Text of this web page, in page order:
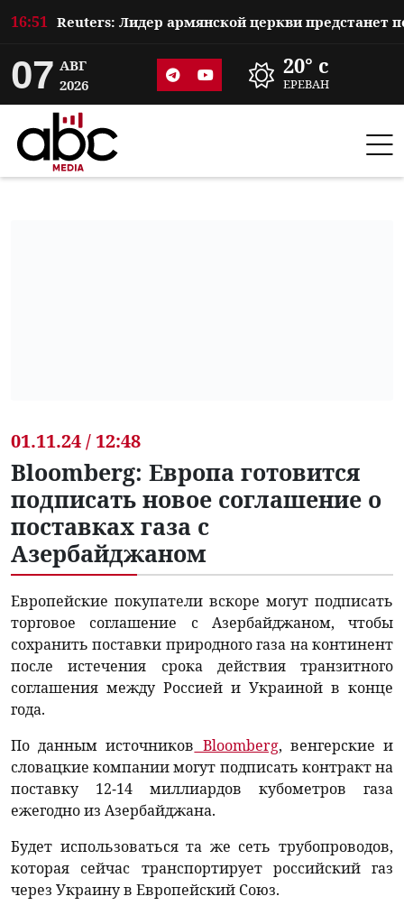
16:51
07 АВГ
2026
20° c
ЕРЕВАН
01.11.24 / 12:48
Bloomberg: Европа готовится
подписать новое соглашение о
поставках газа с
Азербайджаном
Европейские покупатели вскоре могут подписать
торговое соглашение с Азербайджаном, чтобы
сохранить поставки природного газа на континент
после истечения срока действия транзитного
соглашения между Россией и Украиной в конце
года.
По данным источников Bloomberg, венгерские и
словацкие компании могут подписать контракт на
поставку 12-14 миллиардов кубометров газа
ежегодно из Азербайджана.
Будет использоваться та же сеть трубопроводов,
которая сейчас транспортирует российский газ
через Украину в Европейский Союз.